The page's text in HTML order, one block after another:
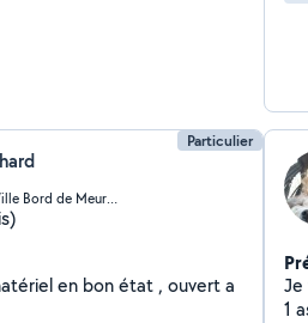
Particulier
Malzéville (Centre-Ville Bord de Meurthe)
en bon état , ouvert a
Je
1